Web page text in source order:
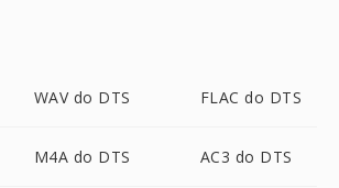
WAV do DTS FLAC do DTS
M4A do DTS AC3 do DTS